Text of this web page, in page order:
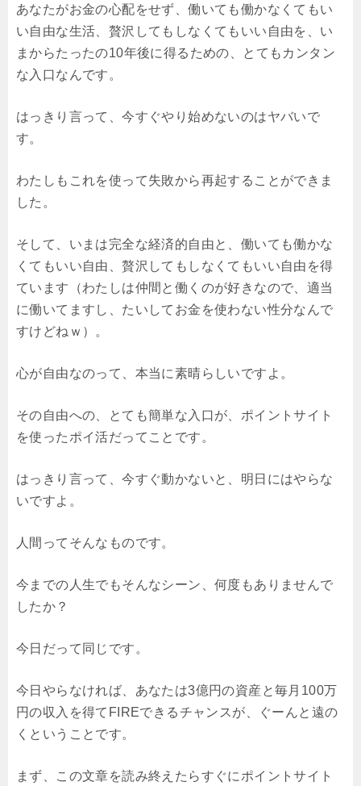
あなたがお金の心配をせず、働いても働かなくてもい
い自由な生活、贅沢してもしなくてもいい自由を、い
まからたったの10年後に得るための、とてもカンタン
な入口なんです。
はっきり言って、今すぐやり始めないのはヤバいで
す。
わたしもこれを使って失敗から再起することができま
した。
そして、いまは完全な経済的自由と、働いても働かな
くてもいい自由、贅沢してもしなくてもいい自由を得
ています（わたしは仲間と働くのが好きなので、適当
に働いてますし、たいしてお金を使わない性分なんで
すけどねｗ）。
心が自由なのって、本当に素晴らしいですよ。
その自由への、とても簡単な入口が、ポイントサイト
を使ったポイ活だってことです。
はっきり言って、今すぐ動かないと、明日にはやらな
いですよ。
人間ってそんなものです。
今までの人生でもそんなシーン、何度もありませんで
したか？
今日だって同じです。
今日やらなければ、あなたは3億円の資産と毎月100万
円の収入を得てFIREできるチャンスが、ぐーんと遠の
くということです。
まず、この文章を読み終えたらすぐにポイントサイト